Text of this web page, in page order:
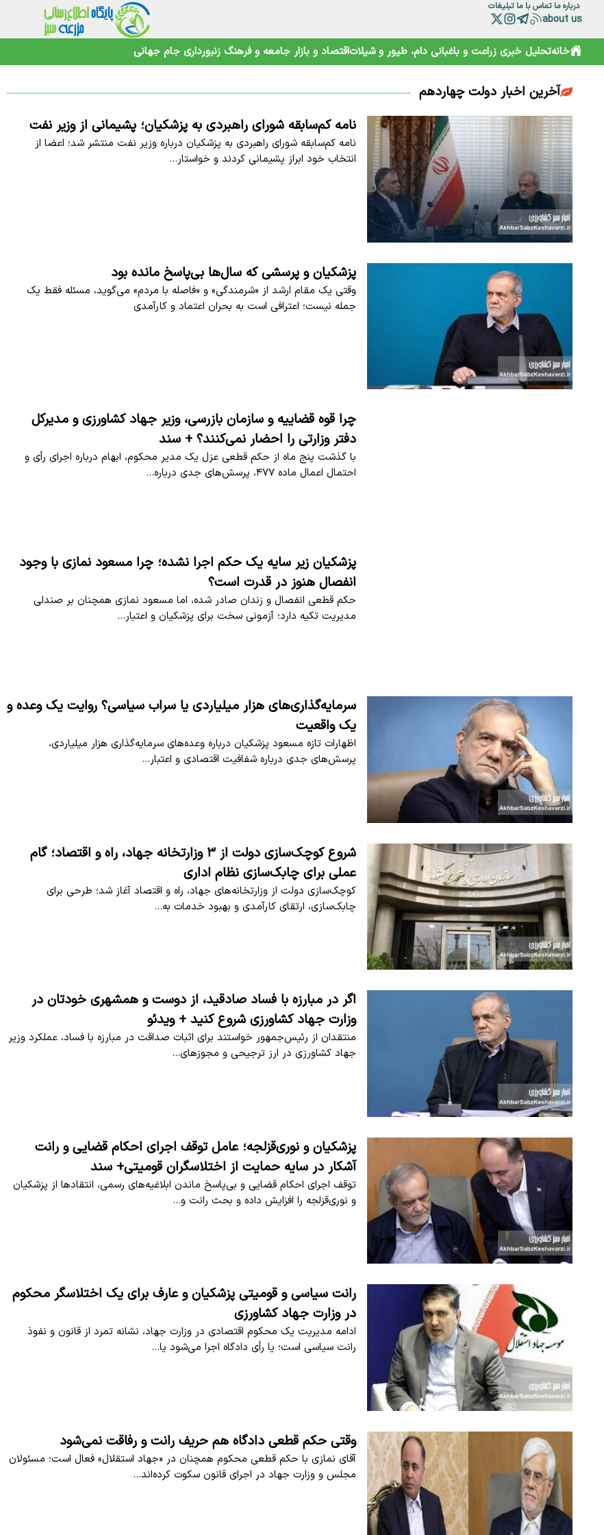
درباره ما تماس با ما تبلیغات
about us
خانهتحلیل خبری زراعت و باغبانی دام، طیور و شیلاتاقتصاد و بازار جامعه و فرهنگ زنبورداری جام جهانی
آخرین اخبار دولت چهاردهم
نامه کم‌سابقه شورای راهبردی به پزشکیان؛ پشیمانی از وزیر نفت
نامه کم‌سابقه شورای راهبردی به پزشکیان درباره وزیر نفت منتشر شد؛ اعضا از
انتخاب خود ابراز پشیمانی کردند و خواستار…
پزشکیان و پرسشی که سال‌ها بی‌پاسخ مانده بود
وقتی یک مقام ارشد از «شرمندگی» و «فاصله با مردم» می‌گوید، مسئله فقط یک
جمله نیست؛ اعترافی است به بحران اعتماد و کارآمدی
چرا قوه قضاییه و سازمان بازرسی، وزیر جهاد کشاورزی و مدیرکل
دفتر وزارتی را احضار نمی‌کنند؟ + سند
با گذشت پنج ماه از حکم قطعی عزل یک مدیر محکوم، ابهام درباره اجرای رأی و
احتمال اعمال ماده ۴۷۷، پرسش‌های جدی درباره…
پزشکیان زیر سایه یک حکم اجرا نشده؛ چرا مسعود نمازی با وجود
انفصال هنوز در قدرت است؟
حکم قطعی انفصال و زندان صادر شده، اما مسعود نمازی همچنان بر صندلی
مدیریت تکیه دارد؛ آزمونی سخت برای پزشکیان و اعتبار…
سرمایه‌گذاری‌های هزار میلیاردی یا سراب سیاسی؟ روایت یک وعده و
یک واقعیت
اظهارات تازه مسعود پزشکیان درباره وعده‌های سرمایه‌گذاری هزار میلیاردی،
پرسش‌های جدی درباره شفافیت اقتصادی و اعتبار…
شروع کوچک‌سازی دولت از ۳ وزارتخانه جهاد، راه و اقتصاد؛ گام
عملی برای چابک‌سازی نظام اداری
کوچک‌سازی دولت از وزارتخانه‌های جهاد، راه و اقتصاد آغاز شد؛ طرحی برای
چابک‌سازی، ارتقای کارآمدی و بهبود خدمات به…
اگر در مبارزه با فساد صادقید، از دوست و همشهری خودتان در
وزارت جهاد کشاورزی شروع کنید + ویدئو
منتقدان از رئیس‌جمهور خواستند برای اثبات صداقت در مبارزه با فساد، عملکرد وزیر
جهاد کشاورزی در ارز ترجیحی و مجوزهای…
پزشکیان و نوری‌قزلجه؛ عامل توقف اجرای احکام قضایی و رانت
آشکار در سایه حمایت از اختلاسگران قومیتی+ سند
توقف اجرای احکام قضایی و بی‌پاسخ ماندن ابلاغیه‌های رسمی، انتقادها از پزشکیان
و نوری‌قزلجه را افزایش داده و بحث رانت و…
رانت سیاسی و قومیتی پزشکیان و عارف برای یک اختلاسگر محکوم
در وزارت جهاد کشاورزی
ادامه مدیریت یک محکوم اقتصادی در وزارت جهاد، نشانه تمرد از قانون و نفوذ
رانت سیاسی است؛ یا رأی دادگاه اجرا می‌شود یا…
وقتی حکم قطعی دادگاه هم حریف رانت و رفاقت نمی‌شود
آقای نمازی با حکم قطعی محکوم همچنان در «جهاد استقلال» فعال است؛ مسئولان
مجلس و وزارت جهاد در اجرای قانون سکوت کرده‌اند…